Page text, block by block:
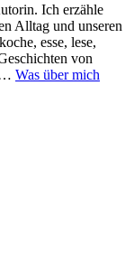
Ich erzähle
Alltag und unseren
esse, lese,
von
Was über mich